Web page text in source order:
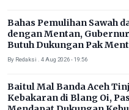
Bahas Pemulihan Sawah
dengan Mentan,
Butuh Dukungan Pak
By Redaksi . 4 Aug 2026 - 19:56
Baitul Mal Banda Aceh
Kebakaran di Blang Oi,